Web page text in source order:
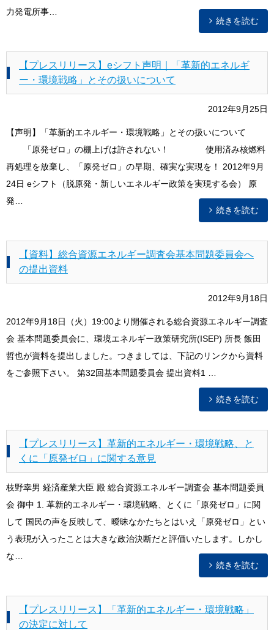
力発電所事…
続きを読む
【プレスリリース】eシフト声明｜「革新的エネルギ
ー・環境戦略」とその扱いについて
2012年9月25日
【声明】「革新的エネルギー・環境戦略」とその扱いについて
「原発ゼロ」の棚上げは許されない！ 使用済み核燃料
再処理を放棄し、「原発ゼロ」の早期、確実な実現を！ 2012年9月
24日 eシフト（脱原発・新しいエネルギー政策を実現する会） 原
発…
続きを読む
【資料】総合資源エネルギー調査会基本問題委員会へ
の提出資料
2012年9月18日
2012年9月18日（火）19:00より開催される総合資源エネルギー調査
会 基本問題委員会に、環境エネルギー政策研究所(ISEP) 所長 飯田
哲也が資料を提出しました。つきましては、下記のリンクから資料
をご参照下さい。 第32回基本問題委員会 提出資料1 …
続きを読む
【プレスリリース】革新的エネルギー・環境戦略、と
くに「原発ゼロ」に関する意見
枝野幸男 経済産業大臣 殿 総合資源エネルギー調査会 基本問題委員
会 御中 1. 革新的エネルギー・環境戦略、とくに「原発ゼロ」に関
して 国民の声を反映して、曖昧なかたちとはいえ「原発ゼロ」とい
う表現が入ったことは大きな政治決断だと評価いたします。しかし
な…
続きを読む
【プレスリリース】「革新的エネルギー・環境戦略」
の決定に対して